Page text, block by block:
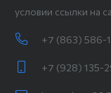
условии ссылки на
+7 (863) 586-
+7 (928) 135-